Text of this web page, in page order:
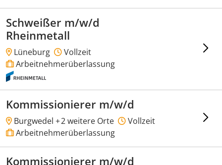
Schweißer m/w/d
Rheinmetall
Lüneburg
Vollzeit
Arbeitnehmerüberlassung
Kommissionierer m/w/d
Burgwedel +2 weitere Orte
Vollzeit
Arbeitnehmerüberlassung
Kommissionierer m/w/d